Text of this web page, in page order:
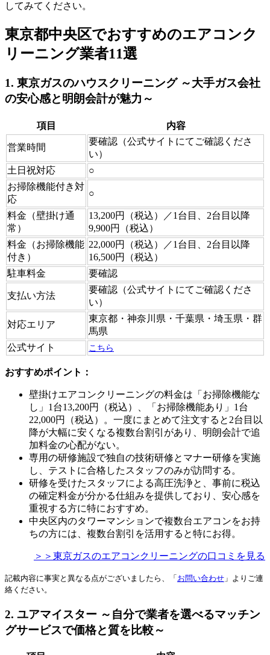
してみてください。
東京都中央区でおすすめのエアコンク
リーニング業者11選
1. 東京ガスのハウスクリーニング ～大手ガス会社
の安心感と明朗会計が魅力～
項目 内容
営業時間
要確認（公式サイトにてご確認くださ
い）
土日祝対応
○
お掃除機能付き対
応
○
料金（壁掛け通
常）
13,200円（税込）／1台目、2台目以降
9,900円（税込）
料金（お掃除機能
付き）
22,000円（税込）／1台目、2台目以降
16,500円（税込）
駐車料金
要確認
支払い方法
要確認（公式サイトにてご確認くださ
い）
対応エリア
東京都・神奈川県・千葉県・埼玉県・群
馬県
公式サイト
こちら
おすすめポイント：
壁掛けエアコンクリーニングの料金は「お掃除機能な
し」1台13,200円（税込）、「お掃除機能あり」1台
22,000円（税込）。一度にまとめて注文すると2台目以
降が大幅に安くなる複数台割引があり、明朗会計で追
加料金の心配がない。
専用の研修施設で独自の技術研修とマナー研修を実施
し、テストに合格したスタッフのみが訪問する。
研修を受けたスタッフによる高圧洗浄と、事前に税込
の確定料金が分かる仕組みを提供しており、安心感を
重視する方に特におすすめ。
中央区内のタワーマンションで複数台エアコンをお持
ちの方には、複数台割引を活用すると特にお得。
＞＞東京ガスのエアコンクリーニングの口コミを見る
記載内容に事実と異なる点がございましたら、「 お問い合わせ 」よりご連
絡ください。
2. ユアマイスター ～自分で業者を選べるマッチン
グサービスで価格と質を比較～